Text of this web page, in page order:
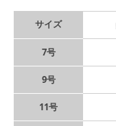
サイズ
7号
9号
11号